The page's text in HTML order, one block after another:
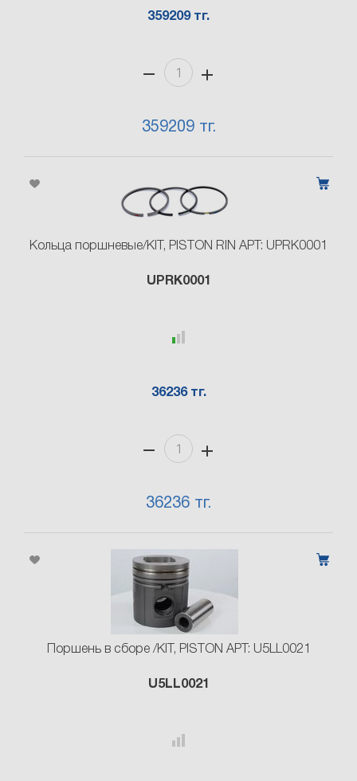
359209 тг.
359209 тг.
Кольца поршневые/KIT, PISTON RIN АРТ: UPRK0001
UPRK0001
36236 тг.
36236 тг.
Поршень в сборе /KIT, PISTON АРТ: U5LL0021
U5LL0021